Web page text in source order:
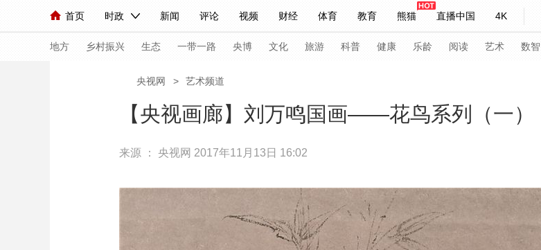
首页 时政 新闻 评论 视频 财经 体育 教育 熊猫 直播中国 4K
人民领袖习近平 联播+ 中国领导人 央视快评 习式妙语 热解读 天天学习
直播 栏目大全 节目单 听音 微视频 主持人 下载央视影音
海外频道 iPanda English Монгол
地方 乡村振兴 生态 一带一路 央博 文化 旅游 科普 健康 乐龄 阅读 艺术 数智
国内 国际 评论 经济 军事
直播中国 熊猫频道 VR/AR 4K专区 全景新闻
新兵请入列 人生第一次
央视网 > 艺术频道
【央视画廊】刘万鸣国画——花鸟系列（一）
来源 ： 央视网 2017年11月13日 16:02